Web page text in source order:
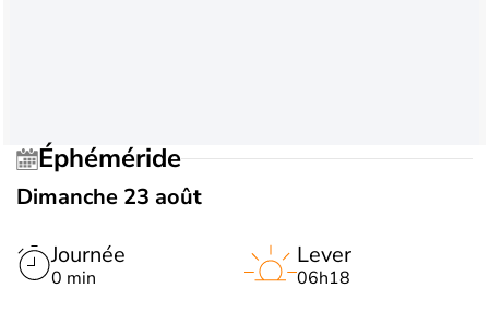
Éphéméride
Dimanche 23 août
Journée
0 min
Lever
06h18